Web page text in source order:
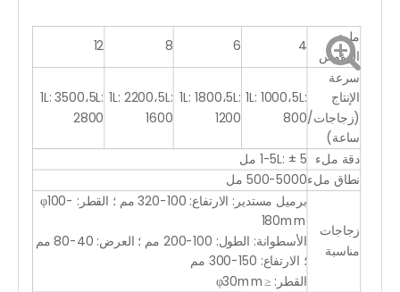
ملء
الرؤوس
4
6
8
12
سرعة
الإنتاج
(زجاجات/
ساعة)
1L: 1000،5L:
800
1L: 1800،5L:
1200
1L: 2200،5L:
1600
1L: 3500،5L:
2800
دقة ملء 1-5L: ± 5 مل
نطاق ملء500-5000 مل
زجاجات
مناسبة
برميل مستدير: الارتفاع: 100-320 مم ؛ القطر: φ100-
180mm
الأسطوانة: الطول: 100-200 مم ؛ العرض: 40-80 مم
؛ الارتفاع: 150-300 مم
القطر: ≤φ30mm